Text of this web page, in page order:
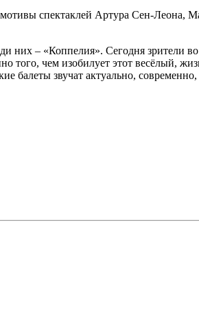
мотивы спектаклей Артура Сен-Леона,
них – «Коппелия». Сегодня зрители
того, чем изобилует этот весёлый,
балеты звучат актуально,